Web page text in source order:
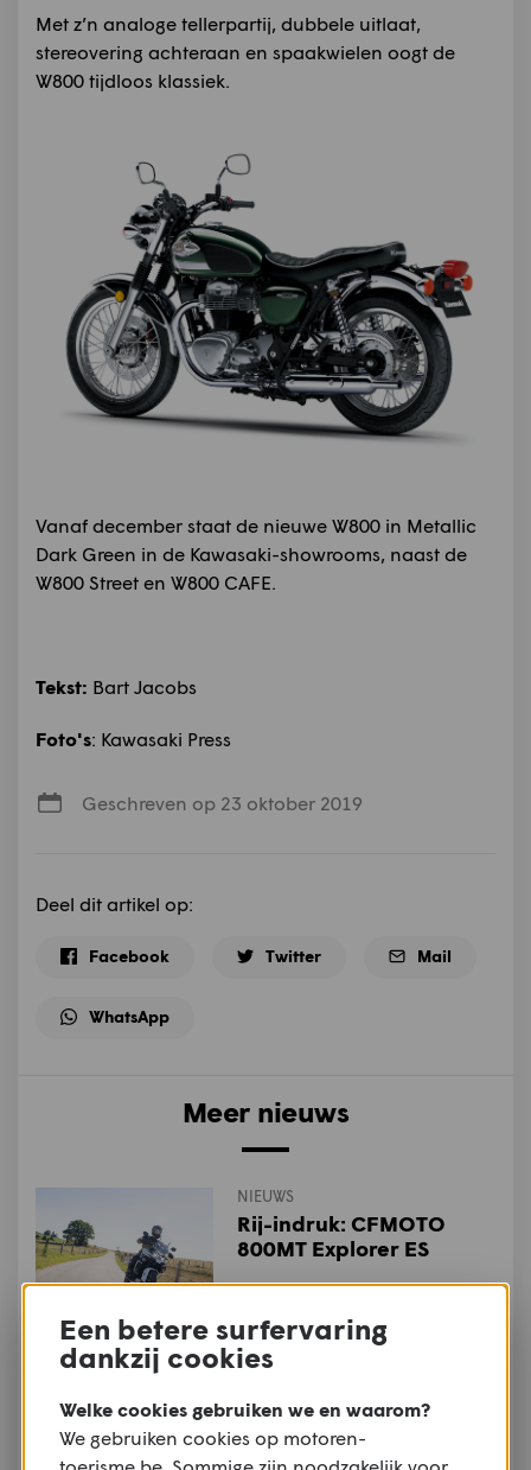
Met z’n analoge tellerpartij, dubbele uitlaat,
stereovering achteraan en spaakwielen oogt de
W800 tijdloos klassiek.
Vanaf december staat de nieuwe W800 in Metallic
Dark Green in de Kawasaki-showrooms, naast de
W800 Street en W800 CAFE.
Tekst: Bart Jacobs
Foto's: Kawasaki Press
Geschreven op 23 oktober 2019
Deel dit artikel op:
Facebook Twitter Mail
WhatsApp
Meer nieuws
NIEUWS
Rij-indruk: CFMOTO
800MT Explorer ES
NIEUWS
Special Metal: Triumph
presenteert Speed Twin
1200 TFC
Een betere surfervaring
dankzij cookies
Welke cookies gebruiken we en waarom?
We gebruiken cookies op motoren-